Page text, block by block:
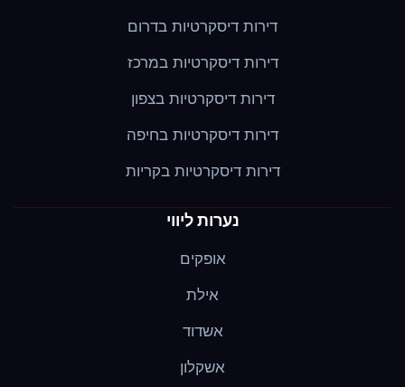
דירות דיסקרטיות בדרום
דירות דיסקרטיות במרכז
דירות דיסקרטיות בצפון
דירות דיסקרטיות בחיפה
דירות דיסקרטיות בקריות
נערות ליווי
אופקים
אילת
אשדוד
אשקלון